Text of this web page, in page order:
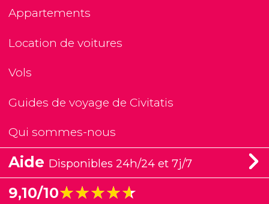
Appartements
Location de voitures
Vols
Guides de voyage de Civitatis
Qui sommes-nous
Aide Disponibles 24h/24 et 7j/7
9,10/10★★★★★
★★★★★